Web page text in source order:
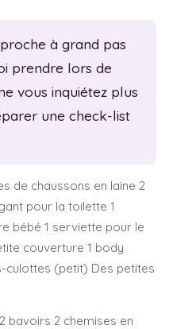
à grand pas
prendre lors de
vous inquiétez plus
une check-list
de chaussons en laine 2
pour la toilette 1
bébé 1 serviette pour le
couverture 1 body
culottes (petit) Des petites
bavoirs 2 chemises en